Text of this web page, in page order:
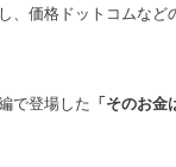
、価格ドットコムなど
で登場した 「そのお金